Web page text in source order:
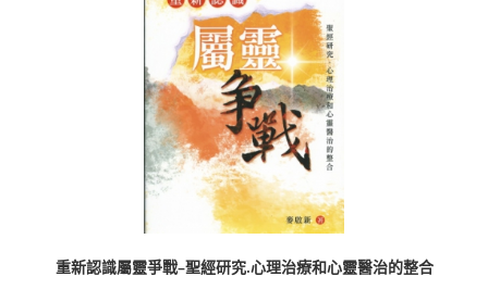
重新認識屬靈爭戰–聖經研究.心理治療和心靈醫治的整合